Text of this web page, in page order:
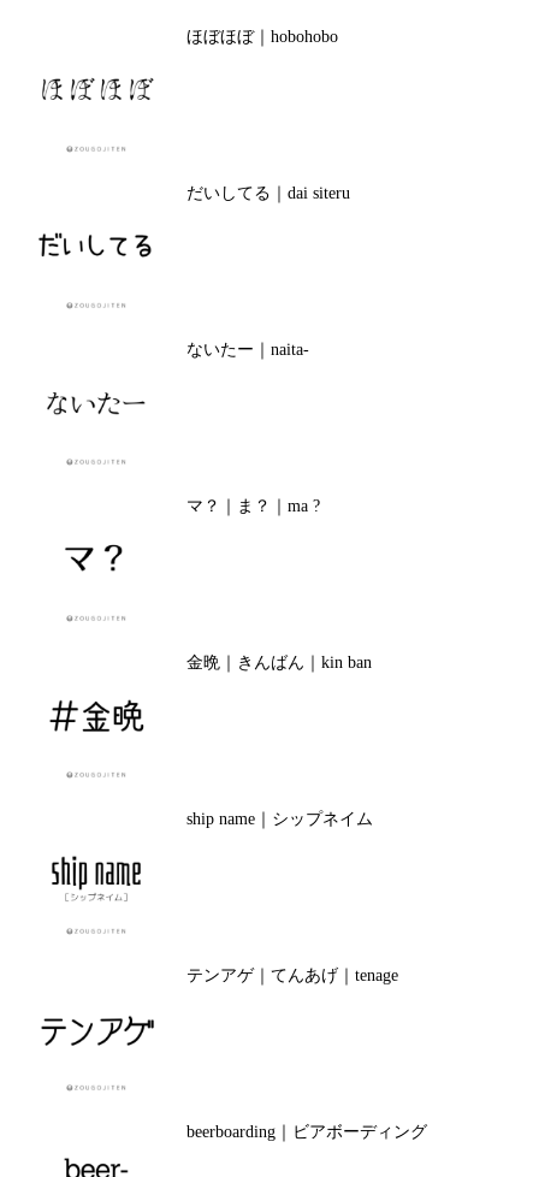
ほぼほぼ｜hobohobo
だいしてる｜dai siteru
ないたー｜naita-
マ？｜ま？｜ma ?
金晩｜きんばん｜kin ban
ship name｜シップネイム
テンアゲ｜てんあげ｜tenage
beerboarding｜ビアボーディング